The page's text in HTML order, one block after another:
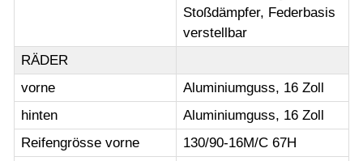
Stoßdämpfer, Federbasis
verstellbar
RÄDER
vorne
Aluminiumguss, 16 Zoll
hinten
Aluminiumguss, 16 Zoll
Reifengrösse vorne
130/90-16M/C 67H